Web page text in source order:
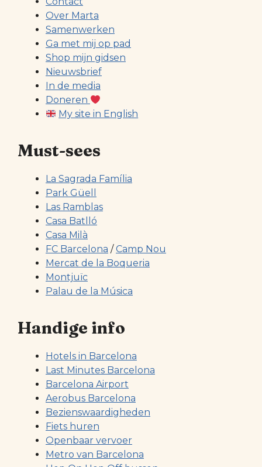
Over Marta
Samenwerken
Ga met mij op pad
Shop mijn gidsen
Nieuwsbrief
In de media
Doneren
My site in English
Must-sees
La Sagrada Família
Park Güell
Las Ramblas
Casa Batlló
Casa Milà
FC Barcelona /Camp Nou
Mercat de la Boqueria
Montjuïc
Palau de la Música
Handige info
Hotels in Barcelona
Last Minutes Barcelona
Barcelona Airport
Aerobus Barcelona
Bezienswaardigheden
Fiets huren
Openbaar vervoer
Metro van Barcelona